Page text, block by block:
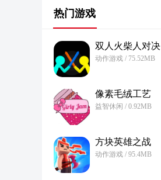
热门游戏
双人火柴人对决
动作游戏 / 75.52MB
像素毛绒工艺
益智休闲 / 0.92MB
方块英雄之战
动作游戏 / 95.4MB